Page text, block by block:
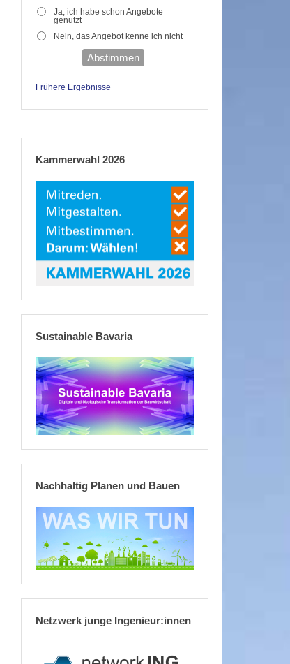
Ja, ich habe schon Angebote
genutzt
Nein, das Angebot kenne ich nicht
Abstimmen
Frühere Ergebnisse
Kammerwahl 2026
Sustainable Bavaria
Nachhaltig Planen und Bauen
Netzwerk junge Ingenieur:innen